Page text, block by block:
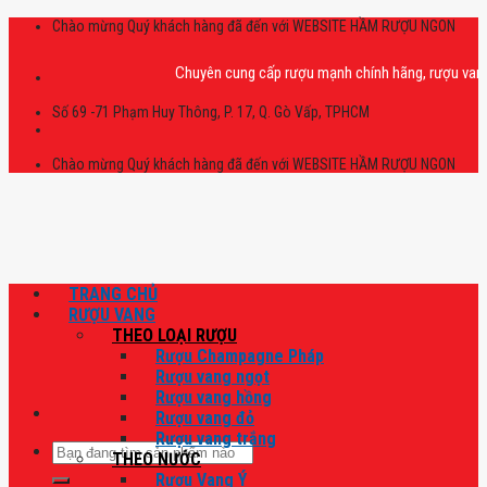
Skip
Chào mừng Quý khách hàng đã đến với WEBSITE HẦM RƯỢU NGON
Chuyên cung cấp rượu mạnh chính hãng, rượu vang
Số 69 -71 Phạm Huy Thông, P. 17, Q. Gò Vấp, TPHCM
Chào mừng Quý khách hàng đã đến với WEBSITE HẦM RƯỢU NGON
Tìm
kiếm:
TRANG CHỦ
RƯỢU VANG
THEO LOẠI RƯỢU
Rượu Champagne Pháp
Rượu vang ngọt
Rượu vang hồng
Rượu vang đỏ
Rượu vang trắng
THEO NƯỚC
Rượu Vang Ý